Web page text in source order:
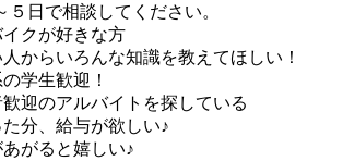
５日で相談してください。
クが好きな方
からいろんな知識を教えてほしい！
学生歓迎！
迎のアルバイトを探している
分、給与が欲しい♪
がると嬉しい♪